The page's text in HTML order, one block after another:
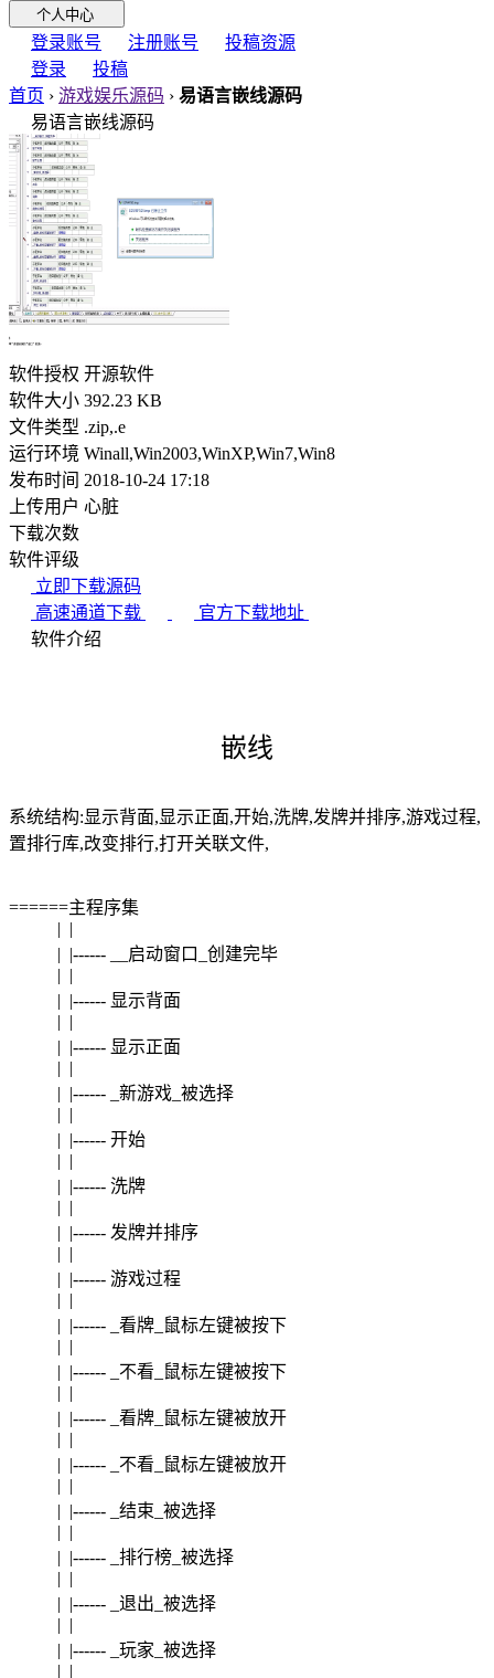
个人中心
登录账号 注册账号
投稿资源
登录
投稿
首页 › 游戏娱乐源码 › 易语言嵌线源码
易语言嵌线源码
软件授权 开源软件
软件大小 392.23 KB
文件类型 .zip,.e
运行环境 Winall,Win2003,WinXP,Win7,Win8
发布时间 2018-10-24 17:18
上传用户 心脏
下载次数
软件评级
立即下载源码
高速通道下载
官方下载地址
软件介绍
嵌线
系统结构:显示背面,显示正面,开始,洗牌,发牌并排序,游戏过程,
置排行库,改变排行,打开关联文件,
======主程序集
| |
| |------ __启动窗口_创建完毕
| |
| |------ 显示背面
| |
| |------ 显示正面
| |
| |------ _新游戏_被选择
| |
| |------ 开始
| |
| |------ 洗牌
| |
| |------ 发牌并排序
| |
| |------ 游戏过程
| |
| |------ _看牌_鼠标左键被按下
| |
| |------ _不看_鼠标左键被按下
| |
| |------ _看牌_鼠标左键被放开
| |
| |------ _不看_鼠标左键被放开
| |
| |------ _结束_被选择
| |
| |------ _排行榜_被选择
| |
| |------ _退出_被选择
| |
| |------ _玩家_被选择
| |